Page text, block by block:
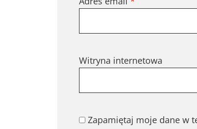
Witryna internetowa
Zapamiętaj moje dane w